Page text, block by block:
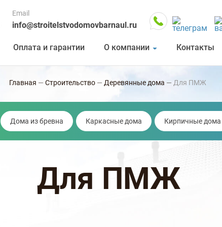
Email
info@stroitelstvodomovbarnaul.ru
Оплата и гарантии О компании Контакты
Главная — Строительство — Деревянные дома — Для ПМЖ
Дома из бревна Каркасные дома Кирпичные дома
Для ПМЖ